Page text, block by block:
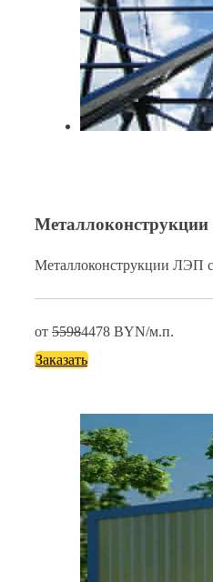
Металлоконструкции ЛЭП
от 55984478 BYN/м.п.
Заказать